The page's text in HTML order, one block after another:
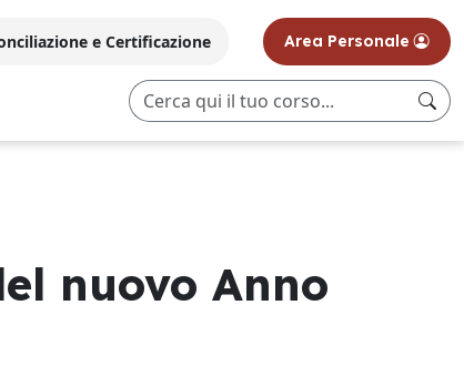
e Certificazione Area Personale
nuovo Anno